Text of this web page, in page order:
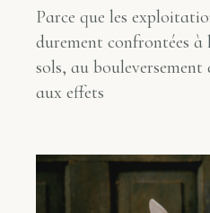
Parce que les
durement confrontées à
sols, au
aux effets